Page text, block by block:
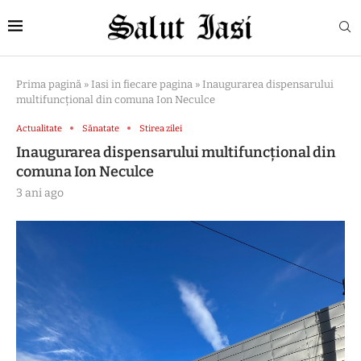
Prima pagină » Iasi in fiecare pagina » Inaugurarea dispensarului
multifuncțional din comuna Ion Neculce
Actualitate Sănatate Stirea zilei
Inaugurarea dispensarului multifuncțional din
comuna Ion Neculce
3 ani ago